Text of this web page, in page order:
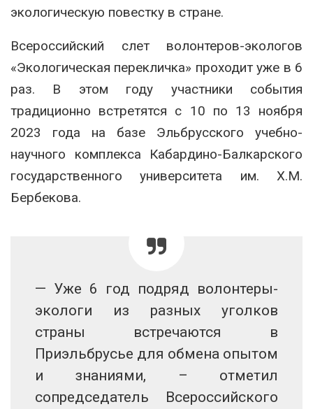
экологическую повестку в стране.
Всероссийский слет волонтеров-экологов
«Экологическая перекличка» проходит уже в 6
раз. В этом году участники события
традиционно встретятся с 10 по 13 ноября
2023 года на базе Эльбрусского учебно-
научного комплекса Кабардино-Балкарского
государственного университета им. Х.М.
Бербекова.
— Уже 6 год подряд волонтеры-
экологи из разных уголков
страны встречаются в
Приэльбрусье для обмена опытом
и знаниями, – отметил
сопредседатель Всероссийского